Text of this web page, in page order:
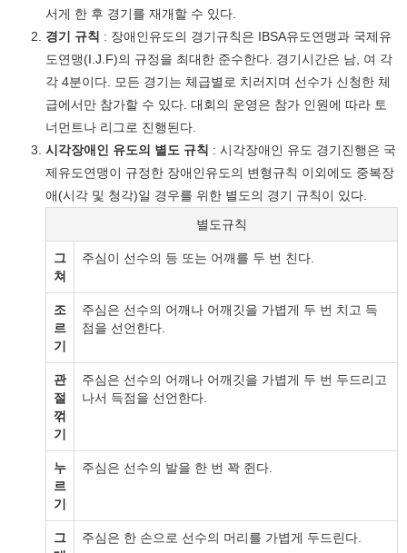
서게 한 후 경기를 재개할 수 있다.
경기 규칙 : 장애인유도의 경기규칙은 IBSA유도연맹과 국제유
도연맹(I.J.F)의 규정을 최대한 준수한다. 경기시간은 남, 여 각
각 4분이다. 모든 경기는 체급별로 치러지며 선수가 신청한 체
급에서만 참가할 수 있다. 대회의 운영은 참가 인원에 따라 토
너먼트나 리그로 진행된다.
시각장애인 유도의 별도 규칙 : 시각장애인 유도 경기진행은 국
제유도연맹이 규정한 장애인유도의 변형규칙 이외에도 중복장
애(시각 및 청각)일 경우를 위한 별도의 경기 규칙이 있다.
별도규칙
그
쳐
주심이 선수의 등 또는 어깨를 두 번 친다.
조
르
기
주심은 선수의 어깨나 어깨깃을 가볍게 두 번 치고 득
점을 선언한다.
관
절
꺾
기
주심은 선수의 어깨나 어깨깃을 가볍게 두 번 두드리고
나서 득점을 선언한다.
누
르
기
주심은 선수의 발을 한 번 꽉 쥔다.
그
주심은 한 손으로 선수의 머리를 가볍게 두드린다.